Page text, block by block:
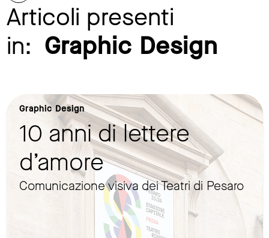
Articoli presenti
in: Graphic Design
Graphic Design
10 anni di lettere
d’amore
Comunicazione visiva dei Teatri di Pesaro